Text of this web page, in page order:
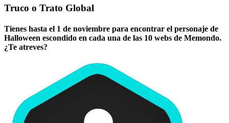
Truco o Trato Global
Tienes hasta el 1 de noviembre para encontrar el personaje de
Halloween escondido en cada una de las 10 webs de Memondo.
¿Te atreves?